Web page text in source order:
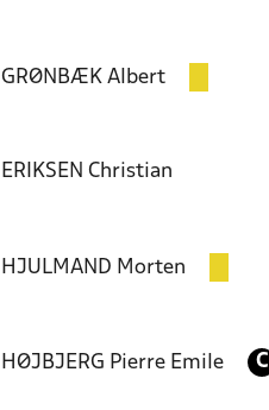
GRØNBÆK Albert
ERIKSEN Christian
HJULMAND Morten
HØJBJERG Pierre Emile C